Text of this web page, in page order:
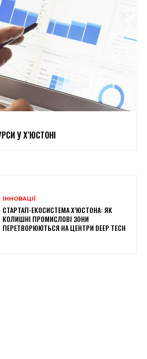
У Х’ЮСТОНІ
ІННОВАЦІЇ
СТАРТАП-ЕКОСИСТЕМА Х’ЮСТОНА: ЯК
КОЛИШНІ ПРОМИСЛОВІ ЗОНИ
ПЕРЕТВОРЮЮТЬСЯ НА ЦЕНТРИ DEEP TECH